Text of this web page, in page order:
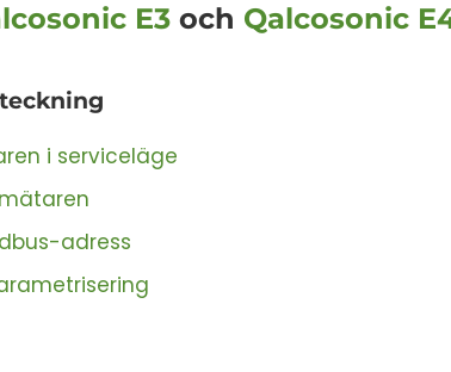
E3 och Qalcosonic
i serviceläge
adress